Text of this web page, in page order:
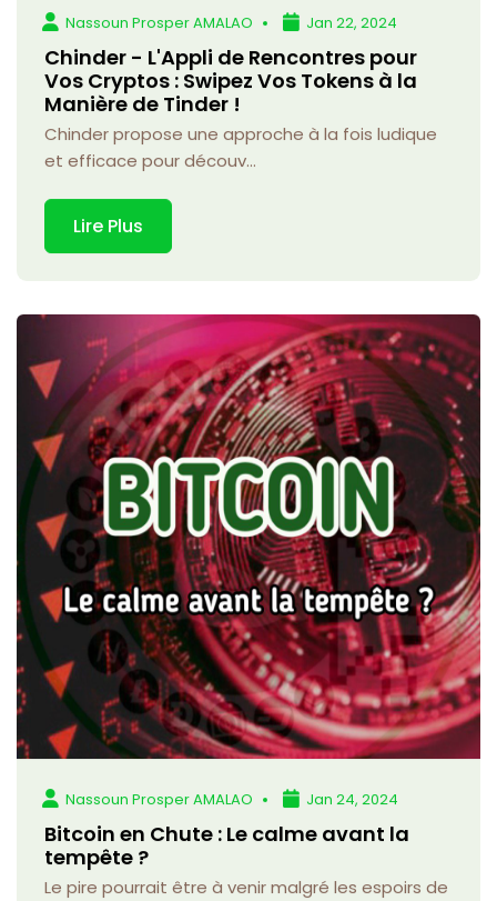
Nassoun Prosper AMALAO Jan 22, 2024
Chinder - L'Appli de Rencontres pour
Vos Cryptos : Swipez Vos Tokens à la
Manière de Tinder !
Chinder propose une approche à la fois ludique
et efficace pour découv...
Lire Plus
Nassoun Prosper AMALAO Jan 24, 2024
Bitcoin en Chute : Le calme avant la
tempête ?
Le pire pourrait être à venir malgré les espoirs de